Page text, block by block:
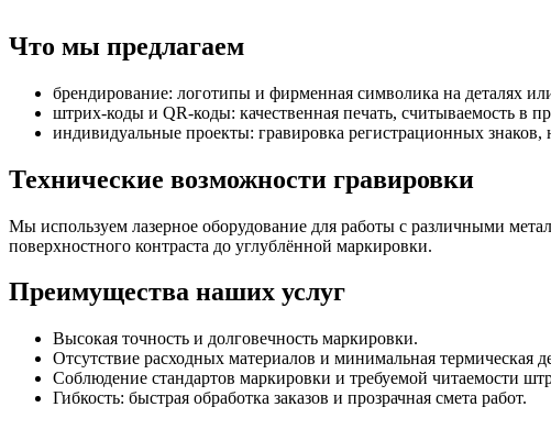
Что мы предлагаем
брендирование: логотипы и фирменная символика на деталях
штрих‑коды и QR‑коды: качественная печать, считываемость в
индивидуальные проекты: гравировка регистрационных
Технические возможности гравировки
Мы используем лазерное оборудование для работы с различными
поверхностного контраста до углублённой маркировки.
Преимущества наших услуг
Высокая точность и долговечность маркировки.
Отсутствие расходных материалов и минимальная термическая
Соблюдение стандартов маркировки и требуемой читаемости
Гибкость: быстрая обработка заказов и прозрачная смета работ.